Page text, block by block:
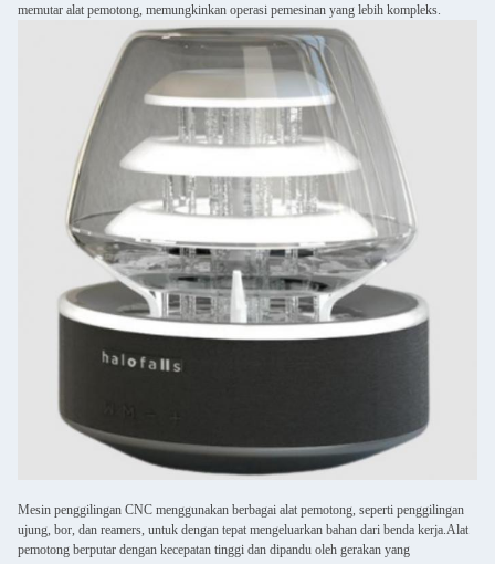
memutar alat pemotong, memungkinkan operasi pemesinan yang lebih kompleks.
Mesin penggilingan CNC menggunakan berbagai alat pemotong, seperti penggilingan
ujung, bor, dan reamers, untuk dengan tepat mengeluarkan bahan dari benda kerja.Alat
pemotong berputar dengan kecepatan tinggi dan dipandu oleh gerakan yang